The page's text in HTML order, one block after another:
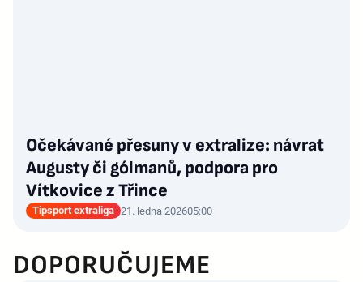
Očekávané přesuny v extralize: návrat
Augusty či gólmanů, podpora pro
Vítkovice z Třince
Tipsport extraliga 21. ledna 202605:00
DOPORUČUJEME